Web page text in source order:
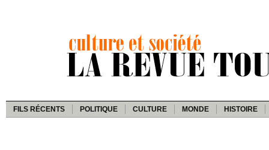
FILS RÉCENTS POLITIQUE CULTURE MONDE HISTOIRE